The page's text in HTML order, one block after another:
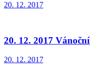
20. 12. 2017
20. 12. 2017
20. 12. 2017